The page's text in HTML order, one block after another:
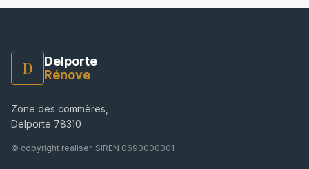
D
Delporte
Rénove
Zone des commères,
Delporte 78310
© copyright realiser. SIREN 0690000001